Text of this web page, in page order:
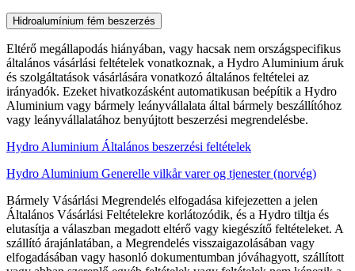
Hidroalumínium fém beszerzés
Eltérő megállapodás hiányában, vagy hacsak nem országspecifikus
általános vásárlási feltételek vonatkoznak, a Hydro Aluminium áruk
és szolgáltatások vásárlására vonatkozó általános feltételei az
irányadók. Ezeket hivatkozásként automatikusan beépítik a Hydro
Aluminium vagy bármely leányvállalata által bármely beszállítóhoz
vagy leányvállalatához benyújtott beszerzési megrendelésbe.
Hydro Aluminium Általános beszerzési feltételek
Hydro Aluminium Generelle vilkår varer og tjenester (norvég)
Bármely Vásárlási Megrendelés elfogadása kifejezetten a jelen
Általános Vásárlási Feltételekre korlátozódik, és a Hydro tiltja és
elutasítja a válaszban megadott eltérő vagy kiegészítő feltételeket. A
szállító árajánlatában, a Megrendelés visszaigazolásában vagy
elfogadásában vagy hasonló dokumentumban jóváhagyott, szállított